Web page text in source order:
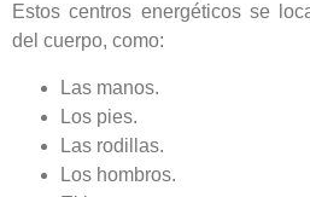
Estos centros energéticos se
del cuerpo, como:
Las manos.
Los pies.
Las rodillas.
Los hombros.